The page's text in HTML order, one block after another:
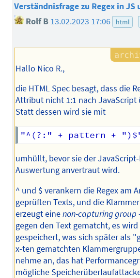
Verständnisfrage zu Regex in JS
Rolf B 13.02.2023 17:06 html
Hallo Nico R.,
die HTML Spec besagt, dass die
Attribut nicht 1:1 nach JavaScript
Statt dessen wird sie mit
umhüllt, bevor sie der
Auswertung anvertraut wird.
^ und $ verankern die Regex am
geprüften Texts, und die
erzeugt einenon-capturing group
gegen den Text gematcht, es
gespeichert, was sich später als
x-ten gematchten
nehme an, das hat
mögliche